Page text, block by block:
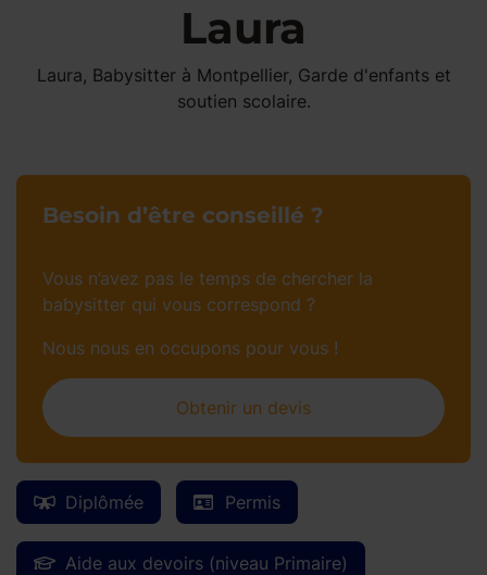
Laura
Laura, Babysitter à Montpellier, Garde d'enfants et
soutien scolaire.
Diplômée Permis
Aide aux devoirs (niveau Primaire)
Besoin d’être conseillé ?
Vous n’avez pas le temps de chercher la
babysitter qui vous correspond ?
Nous nous en occupons pour vous !
Obtenir un devis